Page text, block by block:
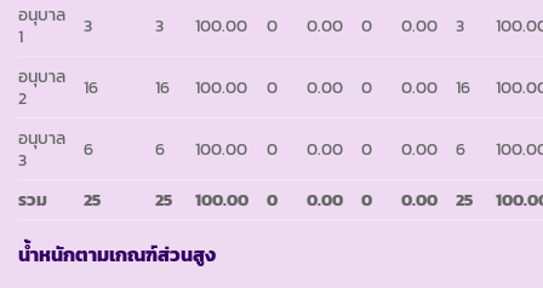
อนุบาล
1
3 3 100.00 0 0.00 0 0.00 3
อนุบาล
2
16 16 100.00 0 0.00 0 0.00 16
อนุบาล
3
6 6 100.00 0 0.00 0 0.00 6
รวม
25 25 100.00 0 0.00 0 0.00 25
น้ำหนักตามเกณฑ์ส่วนสูง